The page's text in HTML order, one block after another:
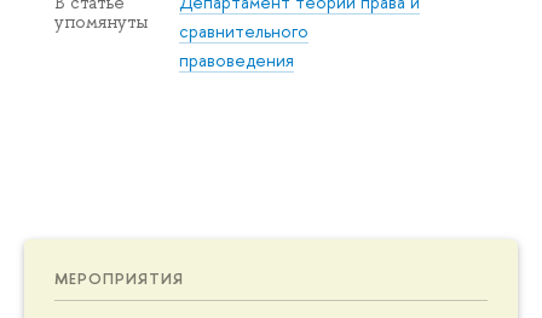
МЕРОПРИЯТИЯ
упомянуты
сравнительного
правоведения